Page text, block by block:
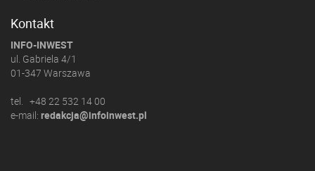
Kontakt
INFO-INWEST
ul. Gabriela 4/1
01-347 Warszawa
tel. +48 22 532 14 00
e-mail: redakcja@infoinwest.pl